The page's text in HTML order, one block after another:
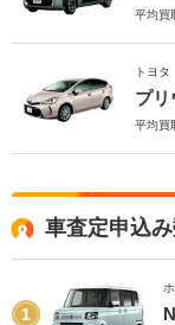
平均買
トヨタ
プリ
平均買
車査定申込
1